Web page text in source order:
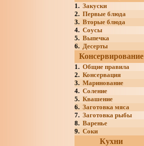
1. Закуски
2. Первые блюда
3. Вторые блюда
4. Соусы
5. Выпечка
6. Десерты
Консервирование
1. Общие правила
2. Консервация
3. Маринование
4. Соление
5. Квашение
6. Заготовка мяса
7. Заготовка рыбы
8. Варенье
9. Соки
Кухни